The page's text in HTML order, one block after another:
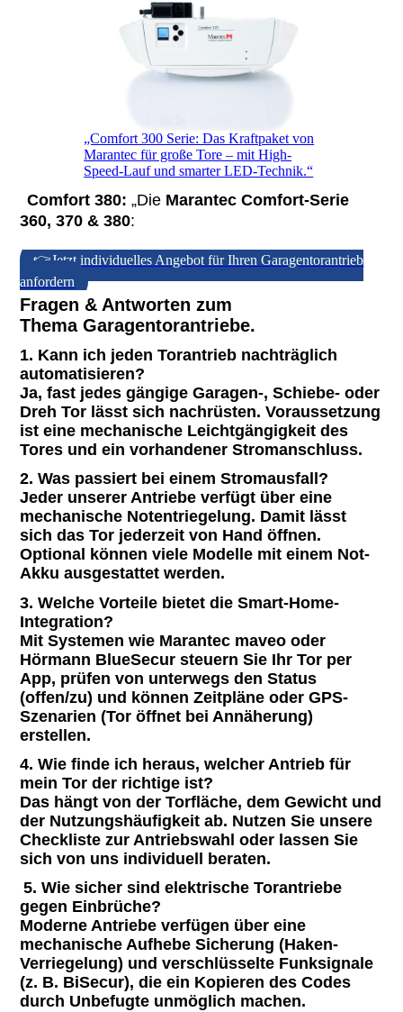
„Comfort 300 Serie: Das Kraftpaket von
Marantec für große Tore – mit High-
Speed-Lauf und smarter LED-Technik.“
Comfort 380:„Die Marantec Comfort-Serie
360, 370 & 380:
👉Jetzt individuelles Angebot für Ihren Garagentorantrieb
anfordern
Fragen & Antworten zum
Thema Garagentorantriebe.
1. Kann ich jeden Torantrieb nachträglich
automatisieren?
Ja, fast jedes gängige Garagen-, Schiebe- oder
Dreh Tor lässt sich nachrüsten. Voraussetzung
ist eine mechanische Leichtgängigkeit des
Tores und ein vorhandener Stromanschluss.
2. Was passiert bei einem Stromausfall?
Jeder unserer Antriebe verfügt über eine
mechanische Notentriegelung. Damit lässt
sich das Tor jederzeit von Hand öffnen.
Optional können viele Modelle mit einem Not-
Akku ausgestattet werden.
3. Welche Vorteile bietet die Smart-Home-
Integration?
Mit Systemen wie Marantec maveo oder
Hörmann BlueSecur steuern Sie Ihr Tor per
App, prüfen von unterwegs den Status
(offen/zu) und können Zeitpläne oder GPS-
Szenarien (Tor öffnet bei Annäherung)
erstellen.
4. Wie finde ich heraus, welcher Antrieb für
mein Tor der richtige ist?
Das hängt von der Torfläche, dem Gewicht und
der Nutzungshäufigkeit ab. Nutzen Sie unsere
Checkliste zur Antriebswahl oder lassen Sie
sich von uns individuell beraten.
5. Wie sicher sind elektrische Torantriebe
gegen Einbrüche?
Moderne Antriebe verfügen über eine
mechanische Aufhebe Sicherung (Haken-
Verriegelung) und verschlüsselte Funksignale
(z. B. BiSecur), die ein Kopieren des Codes
durch Unbefugte unmöglich machen.